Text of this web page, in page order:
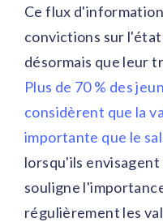
Ce flux
convictions sur
désormais que leur
Plus de 70 % des
considèrent que la
importante que le
lorsqu'ils
souligne
régulièrement les